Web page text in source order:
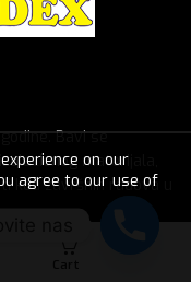
Bavi se
materijala,
kod završnih radova u
on our
agree to our use of
nas